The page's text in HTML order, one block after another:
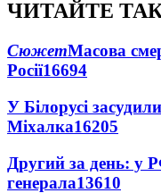
ЧИТАЙТЕ
СюжетМасова
Росії16694
У Білорусі
Міхалка16205
Другий за день: у
генерала13610